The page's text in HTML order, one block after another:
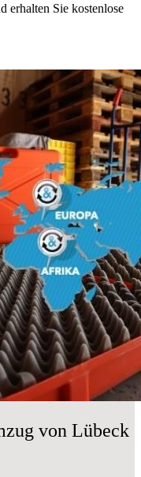
erhalten Sie kostenlose
von Lübeck